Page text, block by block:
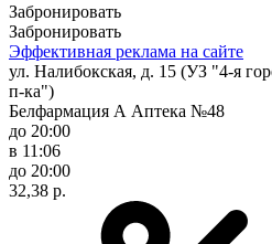
Забронировать
Забронировать
Эффективная реклама на сайте
ул. Налибокская, д. 15 (УЗ "4-я
п-ка")
Белфармация А Аптека №48
до 20:00
в 11:06
до 20:00
32,38 р.